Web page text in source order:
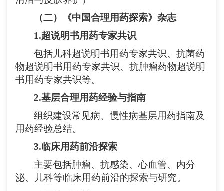
（二）《中国合理用药探索》杂志
1.超说明书用药专家共识
包括儿科超说明书用药专家共识、抗菌药
物超说明书用药专家共识、 抗肿瘤药物超说明
书用药专家共识等。
2.基层合理用药经验与指南
组织建设常见病、慢性病基层用药指南及
用药经验总结。
3.临床用药前沿探索
主要包括肿瘤、抗感染、心血管、内分
泌、儿科等临床用药前沿的探索与研究。